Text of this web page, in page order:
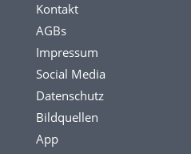
Kontakt
AGBs
Impressum
Social Media
Datenschutz
Bildquellen
App